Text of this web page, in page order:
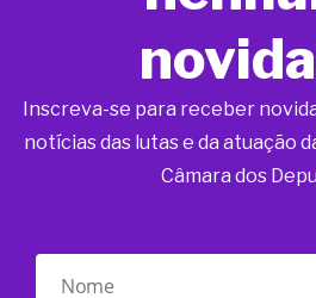
Inscreva-se para receber
notícias das lutas e da atuação
Câmara dos